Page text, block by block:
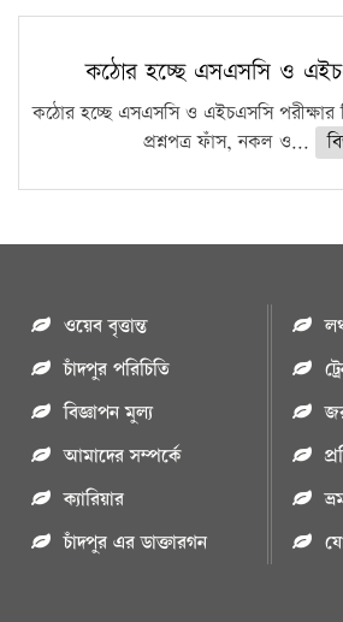
কঠোর হচ্ছে এসএসসি ও
কঠোর হচ্ছে এসএসসি ও এইচএসসি পরীক্ষার
প্রশ্নপত্র ফাঁস, নকল ও...
ওয়েব বৃত্তান্ত
চাঁদপুর পরিচিতি
বিজ্ঞাপন মুল্য
আমাদের সম্পর্কে
ক্যারিয়ার
চাঁদপুর এর ডাক্তারগন